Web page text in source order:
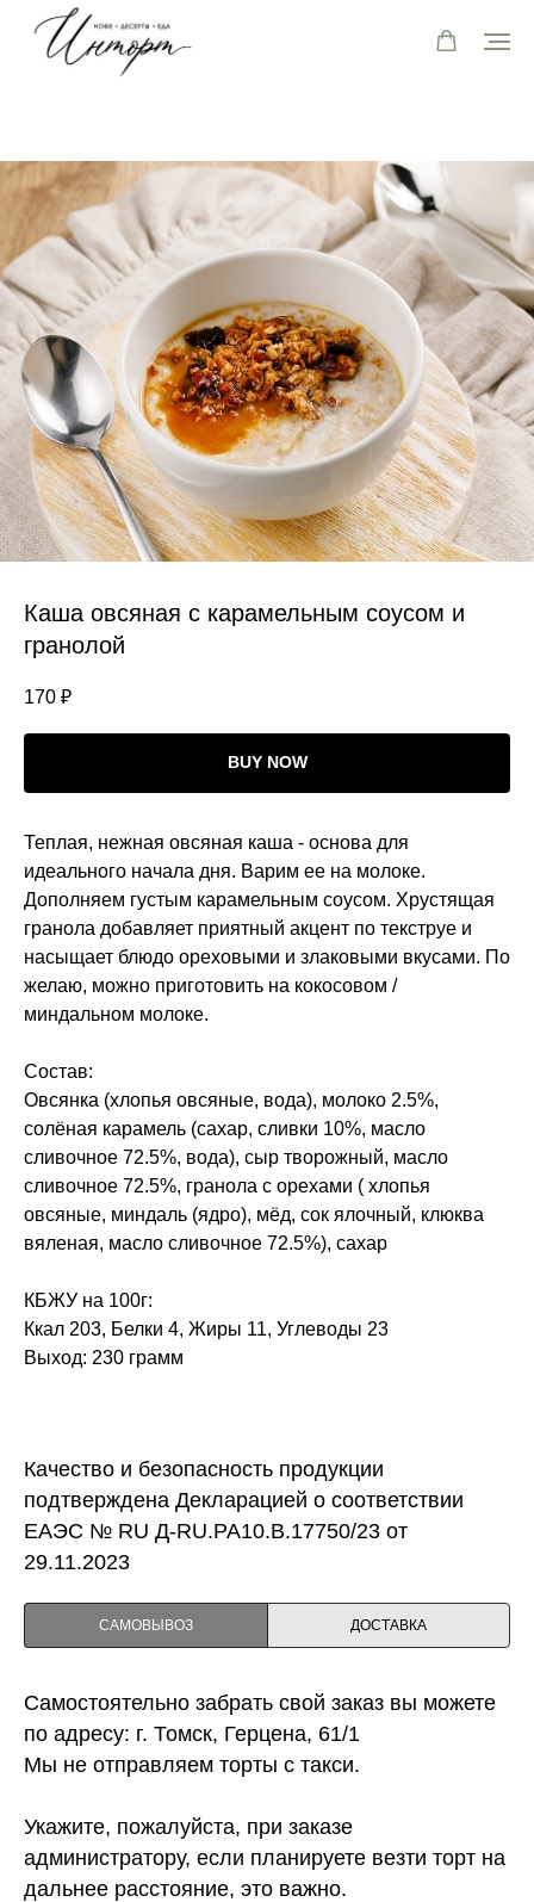
Каша овсяная с карамельным соусом и
гранолой
170 ₽
BUY NOW
Теплая, нежная овсяная каша - основа для
идеального начала дня. Варим ее на молоке.
Дополняем густым карамельным соусом. Хрустящая
гранола добавляет приятный акцент по текструе и
насыщает блюдо ореховыми и злаковыми вкусами. По
желаю, можно приготовить на кокосовом /
миндальном молоке.
Состав:
Овсянка (хлопья овсяные, вода), молоко 2.5%,
солёная карамель (сахар, сливки 10%, масло
сливочное 72.5%, вода), сыр творожный, масло
сливочное 72.5%, гранола с орехами ( хлопья
овсяные, миндаль (ядро), мёд, сок ялочный, клюква
вяленая, масло сливочное 72.5%), сахар
КБЖУ на 100г:
Ккал 203, Белки 4, Жиры 11, Углеводы 23
Выход: 230 грамм
Качество и безопасность продукции
подтверждена Декларацией о соответствии
ЕАЭС № RU Д-RU.PA10.B.17750/23 от
29.11.2023
САМОВЫВОЗ ДОСТАВКА
Самостоятельно забрать свой заказ вы можете
по адресу: г. Томск, Герцена, 61/1
Мы не отправляем торты с такси.
Укажите, пожалуйста, при заказе
администратору, если планируете везти торт на
дальнее расстояние, это важно.